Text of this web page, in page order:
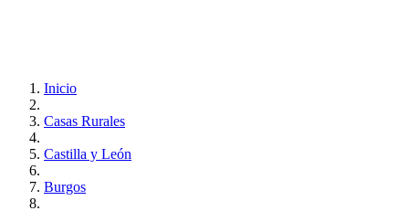
Inicio
Casas Rurales
Castilla y León
Burgos